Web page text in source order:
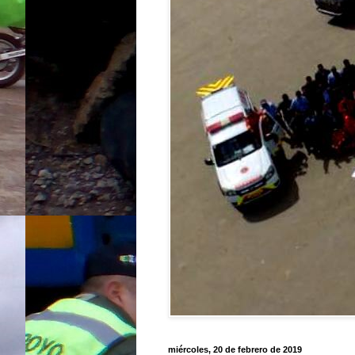
miércoles, 20 de febrero de 2019